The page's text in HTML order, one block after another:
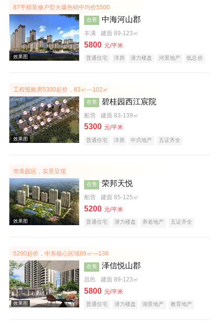
效果图
效果图
87平精装修户型火爆热销中均价5500
效果图
在售 中海河山郡
丰满 建面 89-123㎡
5800 元/平米
普通住宅 洋房 潜力楼盘 河景地产
低总价
工程抵账房5300起价，83㎡—102㎡
在售 碧桂园西江宸院
船营 建面 83-139㎡
5300 元/平米
普通住宅 洋房 中式地产 五证齐全
华美园区，实景呈现
在售 荣邦天悦
船营 建面 85-125㎡
5200 元/平米
普通住宅 潜力楼盘 养老地产 五证齐全
5200起价，中东核心区域89㎡—138
在售 泽信悦山郡
昌邑 建面 89-123㎡
5800 元/平米
普通住宅 潜力楼盘 湖景地产
教育地产